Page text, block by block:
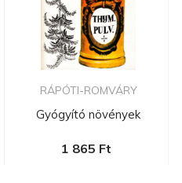
RÁPÓTI-ROMVÁRY
Gyógyító növények
1 865 Ft